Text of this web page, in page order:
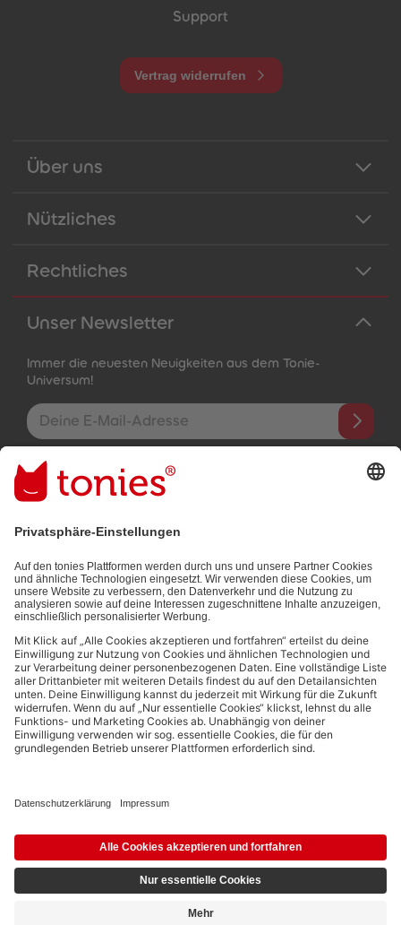
Support
Vertrag widerrufen
Über uns
Nützliches
Rechtliches
Unser Newsletter
Immer die neuesten Neuigkeiten aus dem Tonie-
Universum!
E-Mail-Addresse
Mit dem Absenden abonnierst du unseren E-Mail-Newsletter, der
auf den von dir bereitgestellten Informationen (z.B. Account-
informationen) und den von dir zu Werbezwecken bereitgestellten
Datenschutzbestimmungen.
Bezahlmethoden:
Links zu sozialen Netzwerken
Die Nutzung der Inhalte für Text- und Data-Mining von (generativen) KI
Zusammenhang ausdrücklich vorbehalten und daher verboten.